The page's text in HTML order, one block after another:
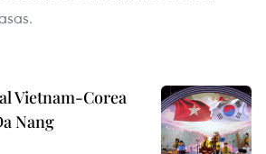
Vietnam-Corea
Nang